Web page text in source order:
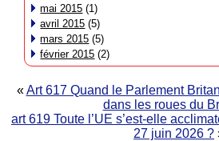
mai 2015 (1)
avril 2015 (5)
mars 2015 (5)
février 2015 (2)
«Art 617 Quand le Parlement
dans les roues du
art 619 Toute l’UE s’est-elle
27 juin 2026 ?